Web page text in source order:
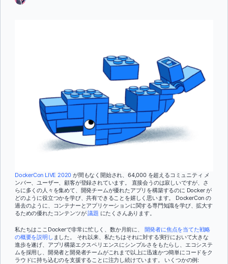
DockerCon LIVE 2020 が間もなく開始され、64,000 を超えるコミュニティ メ
ンバー、ユーザー、顧客が登録されています。 直接会うのは寂しいですが、さ
らに多くの人々を集めて、開発チームが優れたアプリを構築するのに Docker が
どのように役立つかを学び、共有できることを嬉しく思います。 DockerCon の
過去のように、コンテナーとアプリケーションに関する専門知識を学び、拡大す
るための優れたコンテンツが議題 にたくさんあります。
私たちはここDockerで非常に忙しく、数か月前に、 開発者に焦点を当てた戦略
の概要を説明し ました。 それ以来、私たちはそれに対する実行において大きな
進歩を遂げ、アプリ構築エクスペリエンスにシンプルさをもたらし、エコシステ
ムを採用し、開発者と開発者チームがこれまで以上に迅速かつ簡単にコードをク
ラウドに持ち込むのを支援することに注力し続けています。 いくつかの例: